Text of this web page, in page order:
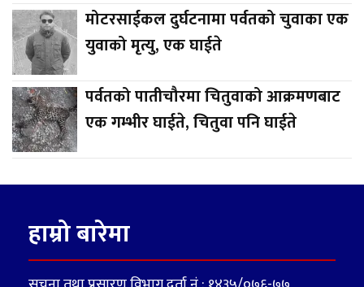
मोटरसाईकल दुर्घटनामा पर्वतको चुवाका एक
युवाको मृत्यु, एक घाईते
पर्वतको पातीचौरमा चितुवाको आक्रमणबाट
एक गम्भीर घाईते, चितुवा पनि घाईते
हाम्रो बारेमा